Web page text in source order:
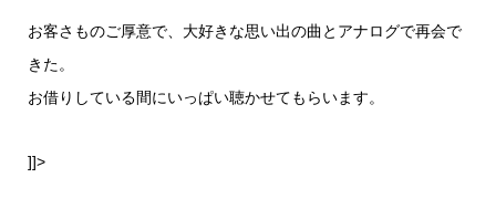
お客さものご厚意で、大好きな思い出の曲とアナログで再会で
きた。
お借りしている間にいっぱい聴かせてもらいます。
]]>